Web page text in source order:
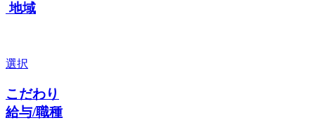
地域
選択
こだわり
給与/職種